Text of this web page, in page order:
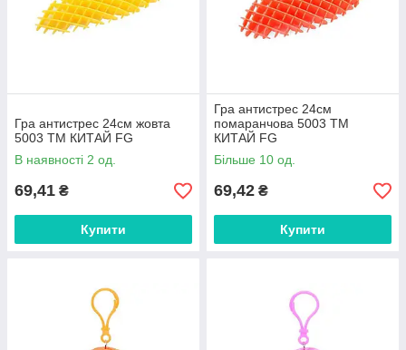
Гра антистрес 24см жовта
5003 ТМ КИТАЙ FG
В наявності 2 од.
69,41 ₴
Купити
Гра антистрес 24см
помаранчова 5003 ТМ
КИТАЙ FG
Більше 10 од.
69,42 ₴
Купити